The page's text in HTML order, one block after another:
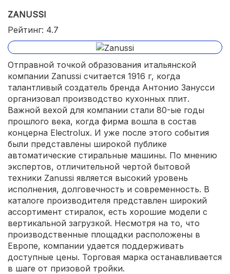
ZANUSSI
Рейтинг: 4.7
Отправной точкой образования итальянской
компании Zanussi считается 1916 г, когда
талантливый создатель бренда Антонио Занусси
организовал производство кухонных плит.
Важной вехой для компании стали 80-ые годы
прошлого века, когда фирма вошла в состав
концерна Electrolux. И уже после этого события
были представлены широкой публике
автоматические стиральные машины. По мнению
экспертов, отличительной чертой бытовой
техники Zanussi является высокий уровень
исполнения, долговечность и современность. В
каталоге производителя представлен широкий
ассортимент стиралок, есть хорошие модели с
вертикальной загрузкой. Несмотря на то, что
производственные площадки расположены в
Европе, компании удается поддерживать
доступные цены. Торговая марка останавливается
в шаге от призовой тройки.